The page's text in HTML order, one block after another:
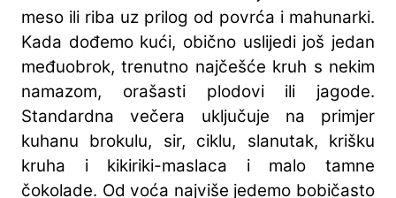
meso ili riba uz prilog od povrća i mahunarki.
Kada dođemo kući, obično uslijedi još jedan
međuobrok, trenutno najčešće kruh s nekim
namazom, orašasti plodovi ili jagode.
Standardna večera uključuje na primjer
kuhanu brokulu, sir, ciklu, slanutak, krišku
kruha i kikiriki-maslaca i malo tamne
čokolade. Od voća najviše jedemo bobičasto